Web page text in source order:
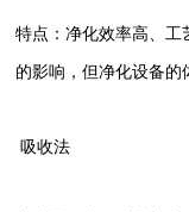
特点：净化效率高、工
的影响，但净化设备的
吸收法